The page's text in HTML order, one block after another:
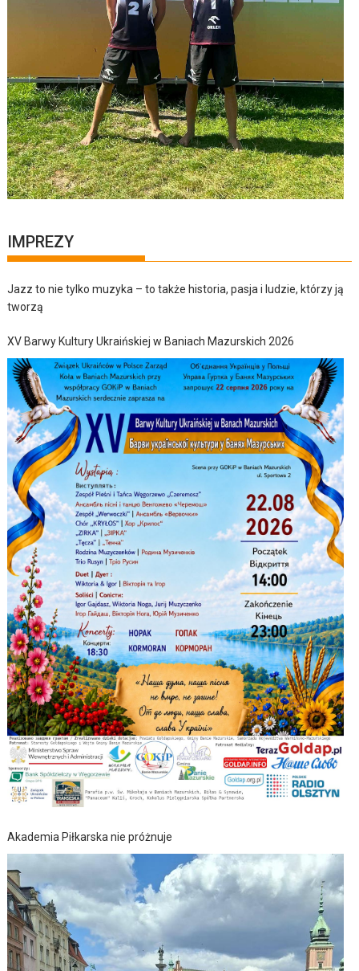
IMPREZY
Jazz to nie tylko muzyka – to także historia, pasja i ludzie, którzy ją
tworzą
XV Barwy Kultury Ukraińskiej w Baniach Mazurskich 2026
Akademia Piłkarska nie próżnuje